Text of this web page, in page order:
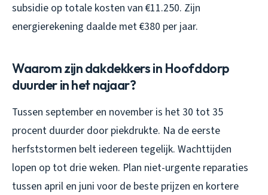
subsidie op totale kosten van €11.250. Zijn
energierekening daalde met €380 per jaar.
Waarom zijn dakdekkers in Hoofddorp
duurder in het najaar?
Tussen september en november is het 30 tot 35
procent duurder door piekdrukte. Na de eerste
herfststormen belt iedereen tegelijk. Wachttijden
lopen op tot drie weken. Plan niet-urgente reparaties
tussen april en juni voor de beste prijzen en kortere